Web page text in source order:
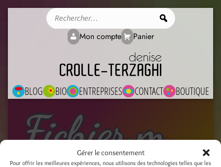
Gérer le consentement
Pour offrir les meilleures expériences, nous utilisons des technologies telles que les
BLOG BIO ENTREPRISES CONTACT BOUTIQUE
Mon compte Panier
Fichier média